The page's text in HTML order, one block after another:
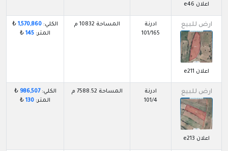
اعلان e46
ارض للبيع
اعلان e211
ادرنة
101/165
المساحة 10832 م الكلي: 1,570,860
₺
المتر: 145
₺
ارض للبيع
اعلان e213
ادرنة
101/4
المساحة 7588.52 م الكلي:986,507
₺
المتر: 130
₺